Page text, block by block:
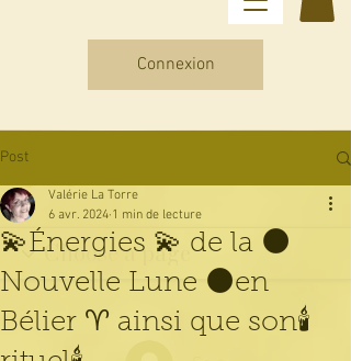
Connexion
Les Guidances de Val
Post
💫Énergies 💫 de la 🌑
Nouvelle Lune 🌑en
Bélier ♈ ainsi que son🕯
Valérie La Torre
6 avr. 2024 1 min de lecture